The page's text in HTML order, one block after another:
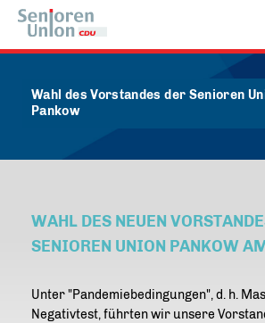
Wahl des Vorstandes der Senioren
Pankow
WAHL DES NEUEN
SENIOREN UNION PANKOW
Unter "Pandemiebedingungen", d. h.
Negativtest, führten wir unsere